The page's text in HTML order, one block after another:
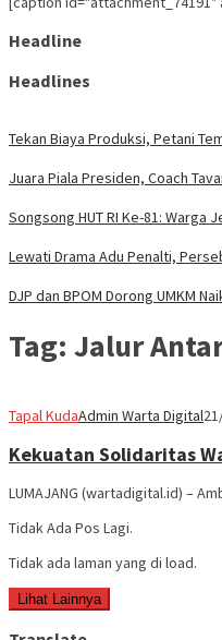
Headline
Headlines
Tekan Biaya Produksi, Petani
Juara Piala Presiden, Coach
Songsong HUT RI Ke-81: Warga
Lewati Drama Adu Penalti,
DJP dan BPOM Dorong UMKM
Tag: Jalur
Tapal KudaAdmin Warta Digital
Kekuatan Solidaritas
LUMAJANG (wartadigital.id) –
Tidak Ada Pos Lagi.
Tidak ada laman yang di load.
Lihat Lainnya